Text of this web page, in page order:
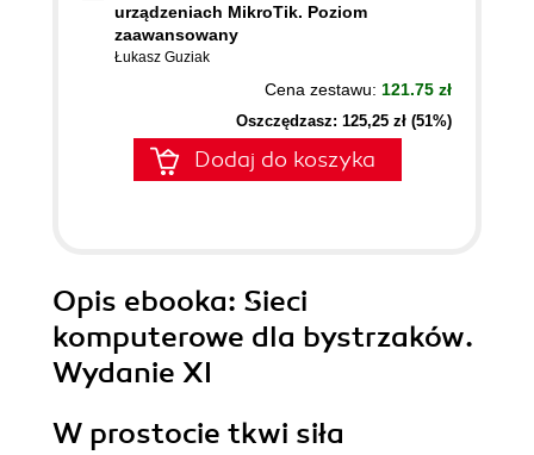
urządzeniach MikroTik. Poziom
zaawansowany
Łukasz Guziak
Cena zestawu: 121.75 zł
Oszczędzasz: 125,25 zł (51%)
Dodaj do koszyka
Opis ebooka: Sieci
komputerowe dla bystrzaków.
Wydanie XI
W prostocie tkwi siła